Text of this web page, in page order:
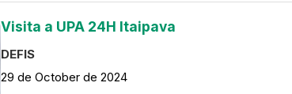
Visita a UPA 24H Itaipava
DEFIS
29 de October de 2024